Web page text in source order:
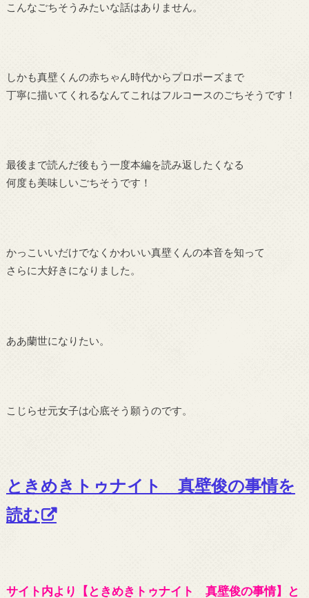
こんなごちそうみたいな話はありません。
しかも真壁くんの赤ちゃん時代からプロポーズまで
丁寧に描いてくれるなんてこれはフルコースのごちそうです！
最後まで読んだ後もう一度本編を読み返したくなる
何度も美味しいごちそうです！
かっこいいだけでなくかわいい真壁くんの本音を知って
さらに大好きになりました。
ああ蘭世になりたい。
こじらせ元女子は心底そう願うのです。
ときめきトゥナイト 真壁俊の事情を
読む
サイト内より【ときめきトゥナイト 真壁俊の事情】と